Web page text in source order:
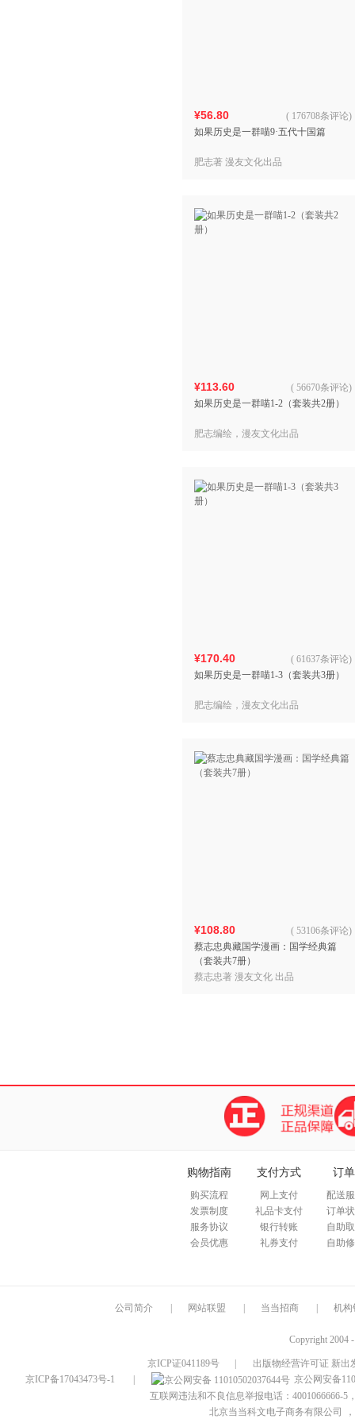
¥56.80
如果历史是一群喵9·五代十国篇
( 176708条评论)
肥志著 漫友文化出品
¥113.60
如果历史是一群喵1-2（套装共2册）
( 56670条评论)
肥志编绘，漫友文化出品
¥170.40
如果历史是一群喵1-3（套装共3册）
( 61637条评论)
肥志编绘，漫友文化出品
¥108.80
蔡志忠典藏国学漫画：国学经典篇
（套装共7册）
( 53106条评论)
蔡志忠著 漫友文化 出品
购物指南
购买流程
发票制度
服务协议
会员优惠
支付方式
网上支付
礼品卡支付
银行转账
礼券支付
订
配送
订单
自助
自助
公司简介 网站联盟 当当招商 机构
Copyright 2004
京ICP证041189号
出版物经营许可证 新出
京ICP备17043473号-1
京公网安备
互联网违法和不良信息举报电话：4001066666-5
北京当当科文电子商务有限公司